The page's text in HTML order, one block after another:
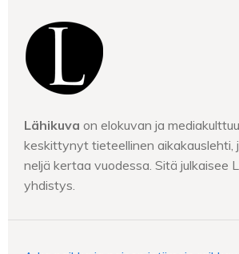
Lähikuva on elokuvan ja
keskittynyt tieteellinen aikakauslehti,
neljä kertaa vuodessa. Sitä julkaisee
yhdistys.